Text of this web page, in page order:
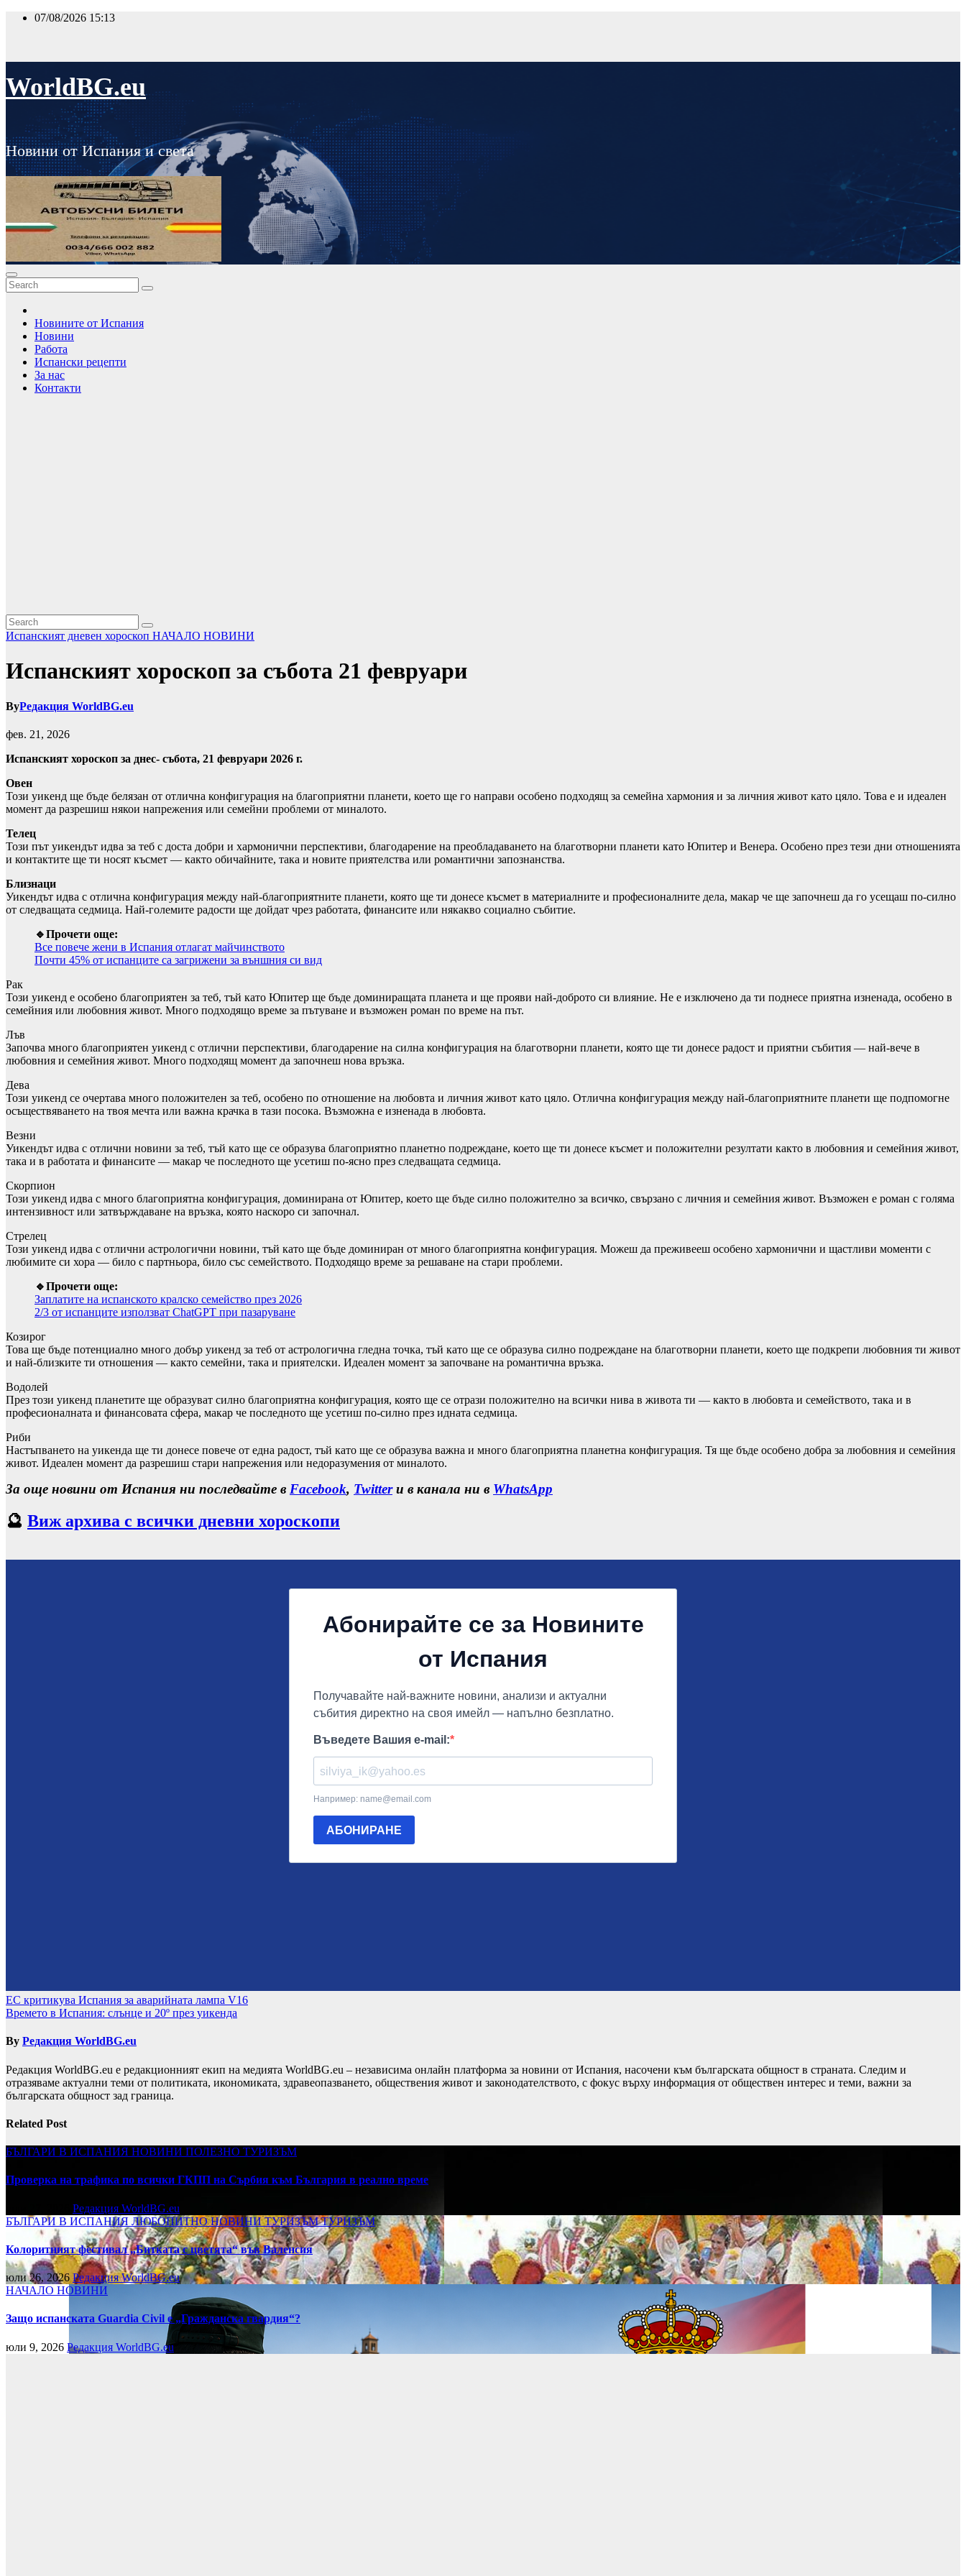
Skip
07/08/2026 15:13
WorldBG.eu
Новини от Испания и света
Новините от Испания
Новини
Работа
Испански рецепти
За нас
Контакти
Испанският дневен хороскоп НАЧАЛО НОВИНИ
Испанският хороскоп за събота 21 февруари
ByРедакция WorldBG.eu
фев. 21, 2026
Испанският хороскоп за днес- събота, 21 февруари 2026 г.
Овен
Този уикенд ще бъде белязан от отлична конфигурация на благоприятни планети, което ще го направи особено подходящ за семейна хармония и за личния живот като цяло. Това е и идеален
момент да разрешиш някои напрежения или семейни проблеми от миналото.
Телец
Този път уикендът идва за теб с доста добри и хармонични перспективи, благодарение на преобладаването на благотворни планети като Юпитер и Венера. Особено през тези дни отношенията
и контактите ще ти носят късмет — както обичайните, така и новите приятелства или романтични запознанства.
Близнаци
Уикендът идва с отлична конфигурация между най-благоприятните планети, която ще ти донесе късмет в материалните и професионалните дела, макар че ще започнеш да го усещаш по-силно
от следващата седмица. Най-големите радости ще дойдат чрез работата, финансите или някакво социално събитие.
🔹Прочети още:
Все повече жени в Испания отлагат майчинството
Почти 45% от испанците са загрижени за външния си вид
Рак
Този уикенд е особено благоприятен за теб, тъй като Юпитер ще бъде доминиращата планета и ще прояви най-доброто си влияние. Не е изключено да ти поднесе приятна изненада, особено в
семейния или любовния живот. Много подходящо време за пътуване и възможен роман по време на път.
Лъв
Започва много благоприятен уикенд с отлични перспективи, благодарение на силна конфигурация на благотворни планети, която ще ти донесе радост и приятни събития — най-вече в
любовния и семейния живот. Много подходящ момент да започнеш нова връзка.
Дева
Този уикенд се очертава много положителен за теб, особено по отношение на любовта и личния живот като цяло. Отлична конфигурация между най-благоприятните планети ще подпомогне
осъществяването на твоя мечта или важна крачка в тази посока. Възможна е изненада в любовта.
Везни
Уикендът идва с отлични новини за теб, тъй като ще се образува благоприятно планетно подреждане, което ще ти донесе късмет и положителни резултати както в любовния и семейния живот,
така и в работата и финансите — макар че последното ще усетиш по-ясно през следващата седмица.
Скорпион
Този уикенд идва с много благоприятна конфигурация, доминирана от Юпитер, което ще бъде силно положително за всичко, свързано с личния и семейния живот. Възможен е роман с голяма
интензивност или затвърждаване на връзка, която наскоро си започнал.
Стрелец
Този уикенд идва с отлични астрологични новини, тъй като ще бъде доминиран от много благоприятна конфигурация. Можеш да преживееш особено хармонични и щастливи моменти с
любимите си хора — било с партньора, било със семейството. Подходящо време за решаване на стари проблеми.
🔹Прочети още:
Заплатите на испанското кралско семейство през 2026
2/3 от испанците използват ChatGPT при пазаруване
Козирог
Това ще бъде потенциално много добър уикенд за теб от астрологична гледна точка, тъй като ще се образува силно подреждане на благотворни планети, което ще подкрепи любовния ти живот
и най-близките ти отношения — както семейни, така и приятелски. Идеален момент за започване на романтична връзка.
Водолей
През този уикенд планетите ще образуват силно благоприятна конфигурация, която ще се отрази положително на всички нива в живота ти — както в любовта и семейството, така и в
професионалната и финансовата сфера, макар че последното ще усетиш по-силно през идната седмица.
Риби
Настъпването на уикенда ще ти донесе повече от една радост, тъй като ще се образува важна и много благоприятна планетна конфигурация. Тя ще бъде особено добра за любовния и семейния
живот. Идеален момент да разрешиш стари напрежения или недоразумения от миналото.
За още новини от Испания ни последвайте в Facebook, Twitterи в канала ни в WhatsApp
🔮 Виж архива с всички дневни хороскопи
Навигация
ЕС критикува Испания за аварийната лампа V16
Времето в Испания: слънце и 20º през уикенда
By Редакция WorldBG.eu
Редакция WorldBG.eu е редакционният екип на медията WorldBG.eu – независима онлайн платформа за новини от Испания, насочени към българската общност в страната. Следим и
отразяваме актуални теми от политиката, икономиката, здравеопазването, обществения живот и законодателството, с фокус върху информация от обществен интерес и теми, важни за
българската общност зад граница.
Related Post
БЪЛГАРИ В ИСПАНИЯ НОВИНИ ПОЛЕЗНО ТУРИЗЪМ
Проверка на трафика по всички ГКПП на Сърбия към България в реално време
Редакция WorldBG.eu
БЪЛГАРИ В ИСПАНИЯ ЛЮБОПИТНОНОВИНИТУРИЗЪМТУРИЗЪМ
Колоритният фестивал „Битката с цветята“ във Валенсия
юли 26, 2026 Редакция WorldBG.eu
НАЧАЛО НОВИНИ
Защо испанската Guardia Civil е „Гражданска гвардия“?
юли 9, 2026 Редакция WorldBG.eu